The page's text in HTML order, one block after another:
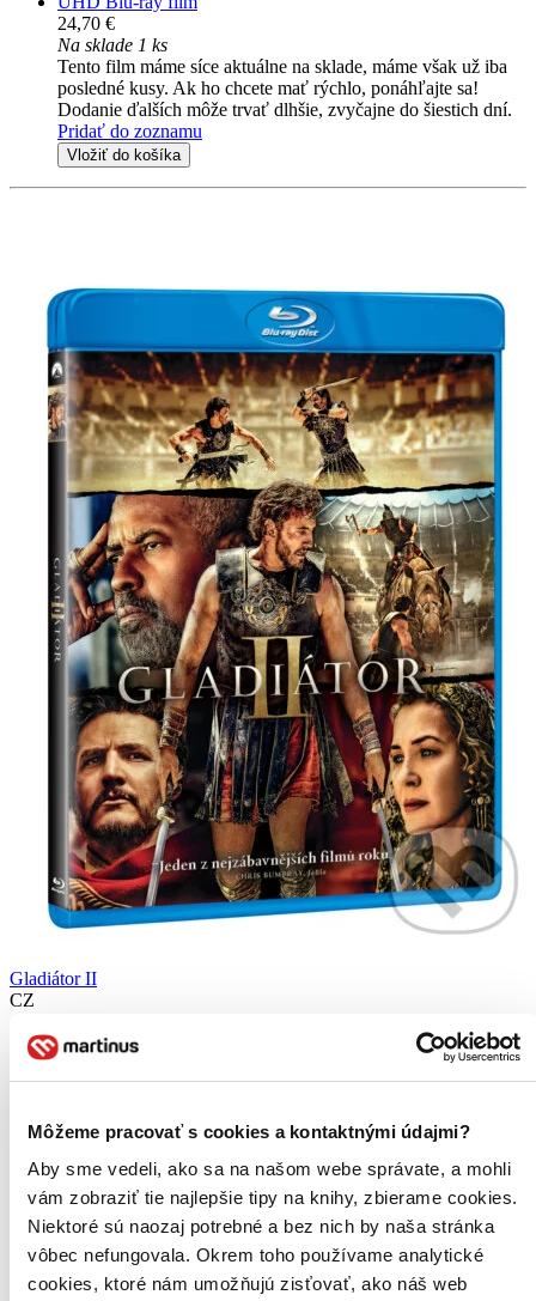
Môžeme pracovať s cookies a kontaktnými údajmi?
Aby sme vedeli, ako sa na našom webe správate, a mohli
vám zobraziť tie najlepšie tipy na knihy, zbierame cookies.
Niektoré sú naozaj potrebné a bez nich by naša stránka
vôbec nefungovala. Okrem toho používame analytické
cookies, ktoré nám umožňujú zisťovať, ako náš web
24,70 €
Na sklade 1 ks
Tento film máme síce aktuálne na sklade, máme však už iba
posledné kusy. Ak ho chcete mať rýchlo, ponáhľajte sa!
Dodanie ďalších môže trvať dlhšie, zvyčajne do šiestich dní.
Pridať do zoznamu
Vložiť do košíka
Gladiátor II
CZ
Alec Utgoff
Amira Ghazalla
Connie Nielsen
Lucius (Paul Mescal), vnuk císaře Marka Aurelia a syn „prvního“
gladiátora Maxima, žije v utajení v jednom z posledních
svobodných měst na severu Afriky...
Blu-ray film
11,90 €